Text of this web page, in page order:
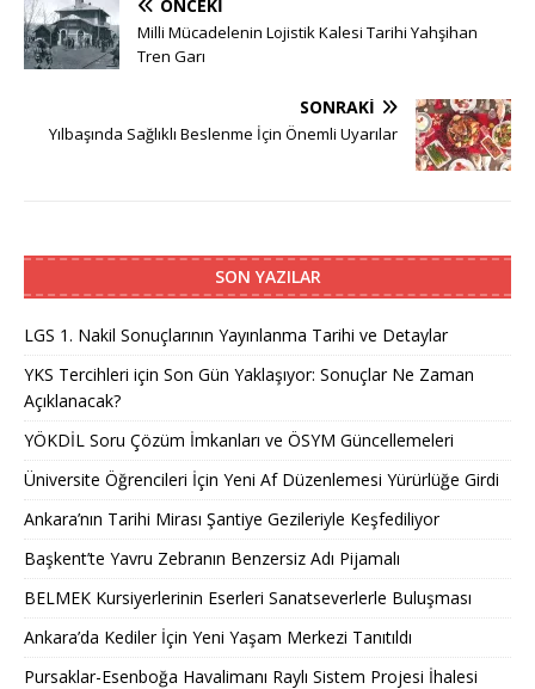
ÖNCEKI
Milli Mücadelenin Lojistik Kalesi Tarihi Yahşihan
Tren Garı
SONRAKI
Yılbaşında Sağlıklı Beslenme İçin Önemli Uyarılar
SON YAZILAR
LGS 1. Nakil Sonuçlarının Yayınlanma Tarihi ve Detaylar
YKS Tercihleri için Son Gün Yaklaşıyor: Sonuçlar Ne Zaman
Açıklanacak?
YÖKDİL Soru Çözüm İmkanları ve ÖSYM Güncellemeleri
Üniversite Öğrencileri İçin Yeni Af Düzenlemesi Yürürlüğe Girdi
Ankara’nın Tarihi Mirası Şantiye Gezileriyle Keşfediliyor
Başkent’te Yavru Zebranın Benzersiz Adı Pijamalı
BELMEK Kursiyerlerinin Eserleri Sanatseverlerle Buluşması
Ankara’da Kediler İçin Yeni Yaşam Merkezi Tanıtıldı
Pursaklar-Esenboğa Havalimanı Raylı Sistem Projesi İhalesi